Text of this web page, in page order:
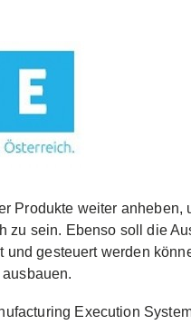
Produkte weiter anheben,
zu sein. Ebenso soll die
gesteuert werden
Execution